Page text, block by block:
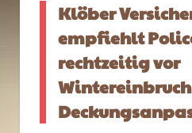
Klöber
empfiehlt
rechtzeitig vor